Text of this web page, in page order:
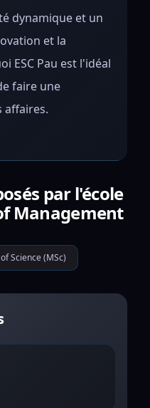
dynamique et un
et la
ESC Pau est l'idéal
faire une
affaires.
par l'école
Management
Science (MSc)